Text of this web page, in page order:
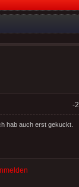
-2
hab auch erst gekuckt.